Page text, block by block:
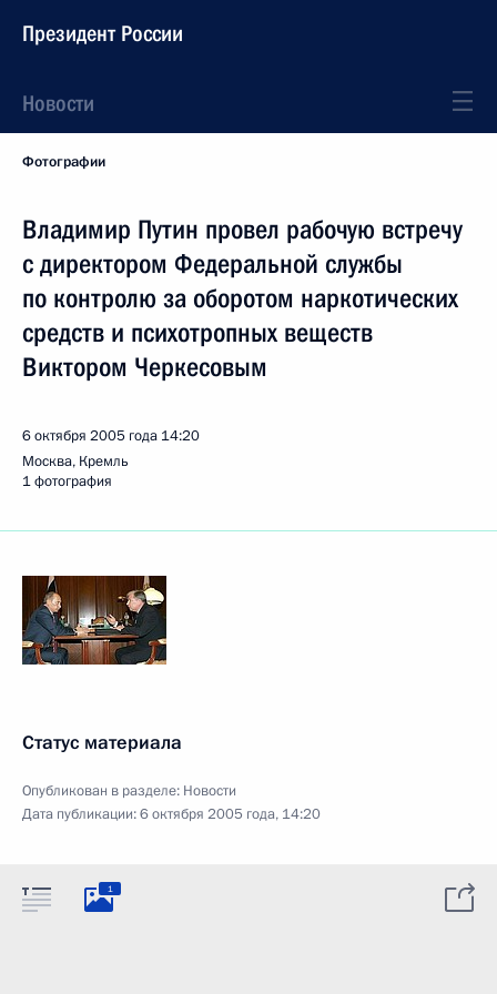
Президент России
Новости
Фотографии
Владимир Путин провел рабочую встречу
с директором Федеральной службы
по контролю за оборотом наркотических
средств и психотропных веществ
Виктором Черкесовым
6 октября 2005 года 14:20
Москва, Кремль
1 фотография
Статус материала
Опубликован в разделе: Новости
Дата публикации:6 октября 2005 года, 14:20
1